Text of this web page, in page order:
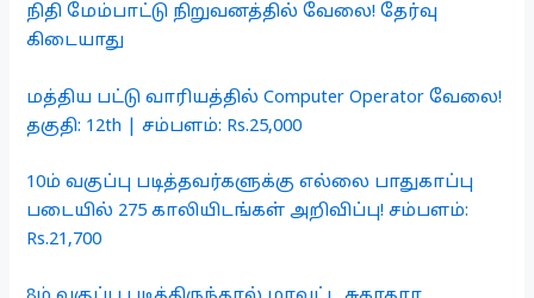
நிதி மேம்பாட்டு நிறுவனத்தில் வேலை! தேர்வு
கிடையாது
மத்திய பட்டு வாரியத்தில் Computer Operator வேலை!
தகுதி: 12th | சம்பளம்: Rs.25,000
10ம் வகுப்பு படித்தவர்களுக்கு எல்லை பாதுகாப்பு
படையில் 275 காலியிடங்கள் அறிவிப்பு! சம்பளம்:
Rs.21,700